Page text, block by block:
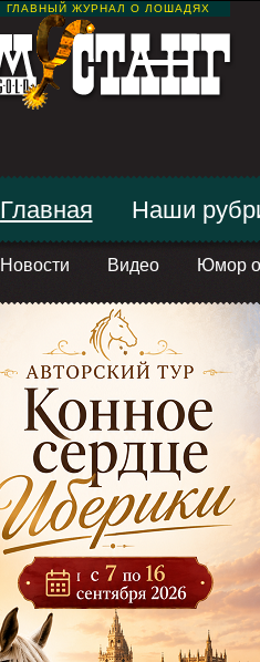
ГЛАВНЫЙ ЖУРНАЛ О ЛОШАДЯХ
Главная
Новости Видео Юмор
Наши